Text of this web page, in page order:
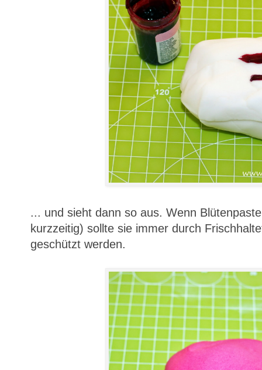
... und sieht dann so aus. Wenn
kurzzeitig) sollte sie immer durch
geschützt werden.